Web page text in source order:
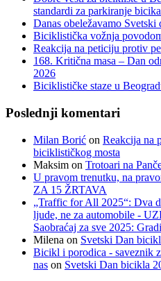
standardi za parkiranje
Danas obeležavamo Svetski
Biciklistička vožnja
Reakcija na peticiju protiv
168. Kritična masa – Dan
2026
Biciklističke staze u
Poslednji komentari
Milan Borić on Reakcija na
biciklističkog mosta
Maksim on Trotoari na
U pravom trenutku, na
ZA 15 ŽRTAVA
„Traffic for All 2025“: Dva
ljude, ne za automobile -
Saobraćaj za sve 2025:
Milena on Svetski Dan
Bicikl i porodica - saveznik
nas on Svetski Dan bicikla